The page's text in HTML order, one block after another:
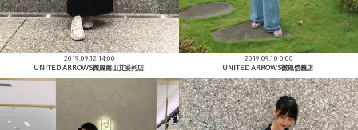
2019.09.12 14:00
UNITED ARROWS微風南山艾妥列店
2019.09.10 0:00
UNITED ARROWS微風信義店